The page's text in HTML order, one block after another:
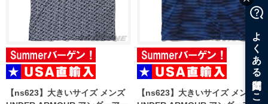
【ns623】大きいサイズ メンズ
【ns623】大きいサイズ メンズ